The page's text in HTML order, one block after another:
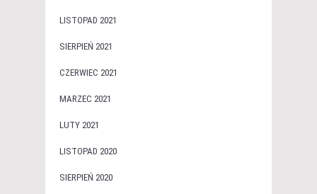
LISTOPAD 2021
SIERPIEŃ 2021
CZERWIEC 2021
MARZEC 2021
LUTY 2021
LISTOPAD 2020
SIERPIEŃ 2020